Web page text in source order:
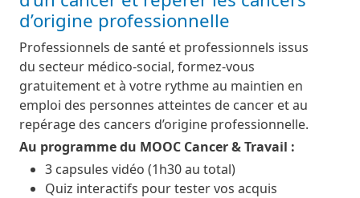
d’origine professionnelle
Professionnels de santé et professionnels issus
du secteur médico-social, formez-vous
gratuitement et à votre rythme au maintien en
emploi des personnes atteintes de cancer et au
repérage des cancers d’origine professionnelle.
Au programme du MOOC Cancer & Travail :
3 capsules vidéo (1h30 au total)
Quiz interactifs pour tester vos acquis